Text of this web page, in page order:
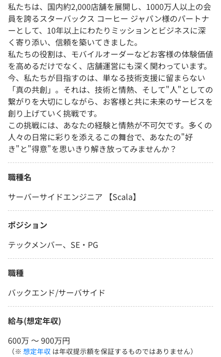
私たちは、国内約2,000店舗を展開し、1000万人以上の会
員を誇るスターバックス コーヒー ジャパン様のパートナ
ーとして、10年以上にわたりミッションとビジネスに深
く寄り添い、信頼を築いてきました。
私たちの役割は、モバイルオーダーなどお客様の体験価値
を高めるだけでなく、店舗運営にも深く関わっています。
今、私たちが目指すのは、単なる技術支援に留まらない
「真の共創」。それは、技術と情熱、そして"人"としての
繋がりを大切にしながら、お客様と共に未来のサービスを
創り上げていく挑戦です。
この挑戦には、あなたの経験と情熱が不可欠です。多くの
人々の日常に彩りを添えるこの舞台で、あなたの"好
き"と"得意"を思いきり解き放ってみませんか？
職種名
サーバーサイドエンジニア 【Scala】
ポジション
テックメンバー、SE・PG
職種
バックエンド/サーバサイド
給与(想定年収)
600万 〜 900万円
（※ 想定年収 は年収提示額を保証するものではありません）